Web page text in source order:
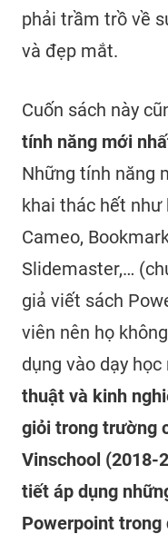
phải trầm trồ về
và đẹp mắt.
Cuốn sách này
tính năng mới
Những tính năng
khai thác hết như
Cameo,
Slidemaster,…
giả viết sách
viên nên họ
dụng vào dạy học
thuật và kinh
giỏi trong trường
Vinschool (2018-
tiết áp dụng
Powerpoint trong